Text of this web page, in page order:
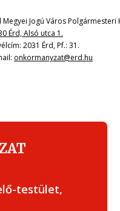
Megyei Jogú Város Polgármesteri
Érd, Alsó utca 1.
2031 Érd, Pf.: 31.
onkormanyzat@erd.hu
testület,